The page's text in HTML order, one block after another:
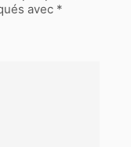
avec *